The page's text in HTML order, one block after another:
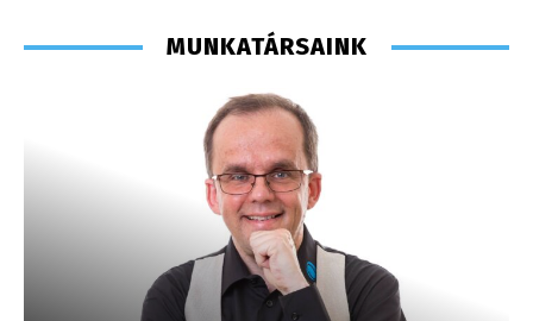
MUNKATÁRSAINK